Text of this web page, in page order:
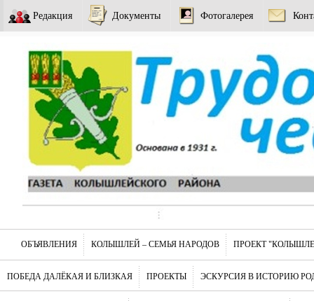
Редакция Документы Фотогалерея
ОБЪЯВЛЕНИЯ КОЛЫШЛЕЙ – СЕМЬЯ НАРОДОВ ПРОЕКТ
ПОБЕДА ДАЛЁКАЯ И БЛИЗКАЯ ПРОЕКТЫ ЭСКУРСИЯ В ИСТОРИЮ